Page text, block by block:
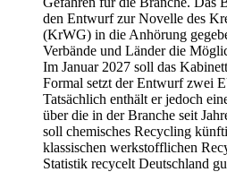
den Entwurf zur Novelle des
(KrWG) in die Anhörung
Verbände und Länder die
Im Januar 2027 soll das
Formal setzt der Entwurf zwei
Tatsächlich enthält er jedoch
über die in der Branche seit
soll chemisches Recycling
klassischen werkstofflichen
Statistik recycelt Deutschland